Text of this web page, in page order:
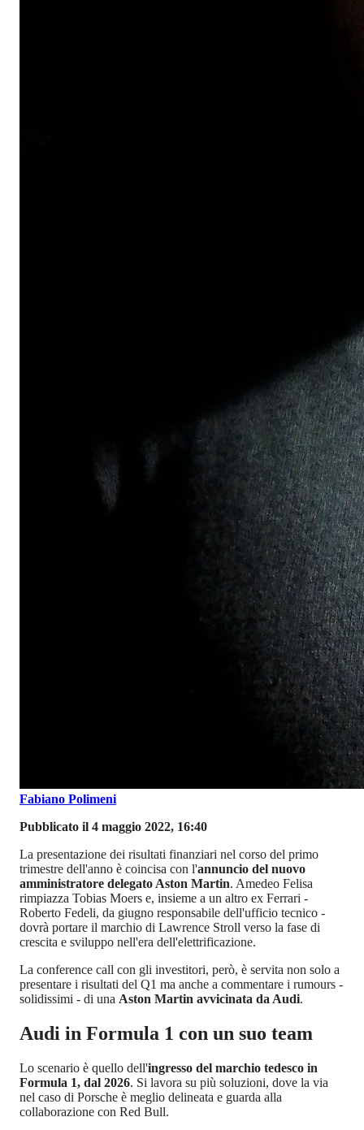
Fabiano Polimeni
Pubblicato il 4 maggio 2022, 16:40
La presentazione dei risultati finanziari nel corso del primo
trimestre dell'anno è coincisa con l'annuncio del nuovo
amministratore delegato Aston Martin. Amedeo Felisa
rimpiazza Tobias Moers e, insieme a un altro ex Ferrari -
Roberto Fedeli, da giugno responsabile dell'ufficio tecnico -
dovrà portare il marchio di Lawrence Stroll verso la fase di
crescita e sviluppo nell'era dell'elettrificazione.
La conference call con gli investitori, però, è servita non solo a
presentare i risultati del Q1 ma anche a commentare i rumours -
solidissimi - di una Aston Martin avvicinata da Audi.
Audi in Formula 1 con un suo team
Lo scenario è quello dell'ingresso del marchio tedesco in
Formula 1, dal 2026. Si lavora su più soluzioni, dove la via
nel caso di Porsche è meglio delineata e guarda alla
collaborazione con Red Bull.